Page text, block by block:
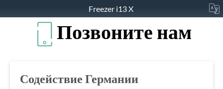
Freezer i13 X
Позвоните нам
Содействие Германии